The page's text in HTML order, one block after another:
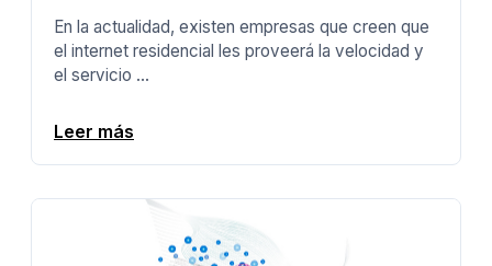
En la actualidad, existen empresas que creen que
el internet residencial les proveerá la velocidad y
el servicio ...
Leer más